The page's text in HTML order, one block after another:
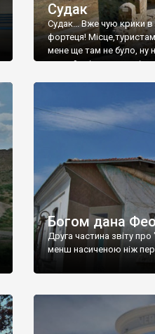
Судак
Судак... Вже чую крики
фортеця!
мене ще там не було, ну
принаймні до цього літа.
Богом дана
Друга частина звіту
менш насиченою ніж